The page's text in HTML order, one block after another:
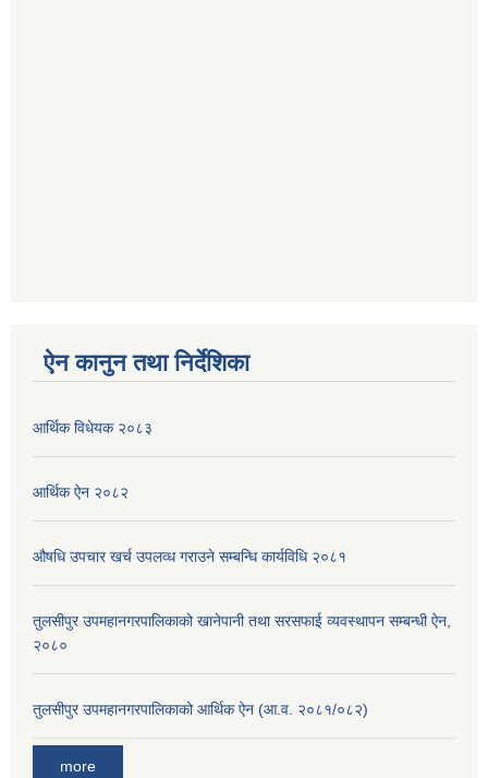
ऐन कानुन तथा निर्देशिका
आर्थिक विधेयक २०८३
आर्थिक ऐन २०८२
औषधि उपचार खर्च उपलव्ध गराउने सम्बन्धि कार्यविधि २०८१
तुलसीपुर उपमहानगरपालिकाको खानेपानी तथा सरसफाई व्यवस्थापन सम्बन्धी ऐन,
२०८०
तुलसीपुर उपमहानगरपालिकाको आर्थिक ऐन (आ.व. २०८१/०८२)
more